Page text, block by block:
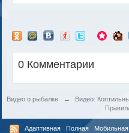
0 Комментарии
Видео о рыбалке →
Видео:
Адаптивная Полная Мобильная